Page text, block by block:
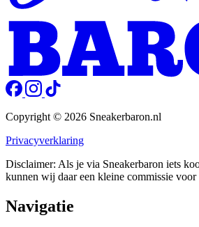
Copyright © 2026 Sneakerbaron.nl
Privacyverklaring
Disclaimer: Als je via Sneakerbaron iets
kunnen wij daar een kleine commissie voor
Navigatie